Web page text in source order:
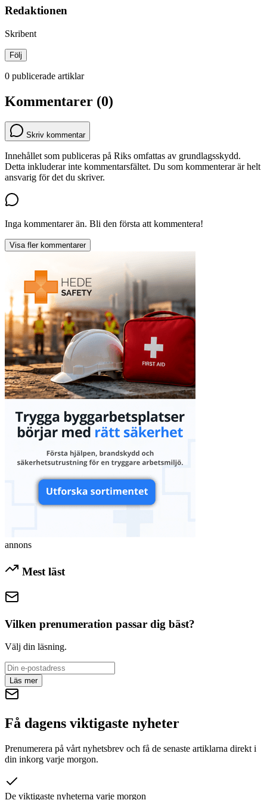
Redaktionen
Skribent
Följ
0 publicerade artiklar
Kommentarer (0)
Skriv kommentar
Innehållet som publiceras på Riks omfattas av grundlagsskydd.
Detta inkluderar inte kommentarsfältet. Du som kommenterar är helt
ansvarig för det du skriver.
Inga kommentarer än. Bli den första att kommentera!
Visa fler kommentarer
annons
Mest läst
Vilken prenumeration passar dig bäst?
Välj din läsning.
Läs mer
Få dagens viktigaste nyheter
Prenumerera på vårt nyhetsbrev och få de senaste artiklarna direkt i
din inkorg varje morgon.
De viktigaste nyheterna varje morgon